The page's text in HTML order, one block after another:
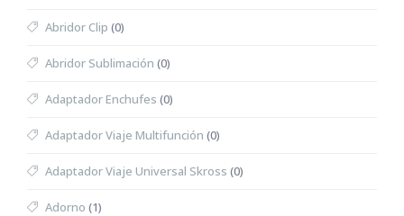
Abridor Clip (0)
Abridor Sublimación (0)
Adaptador Enchufes (0)
Adaptador Viaje Multifunción (0)
Adaptador Viaje Universal Skross (0)
Adorno (1)